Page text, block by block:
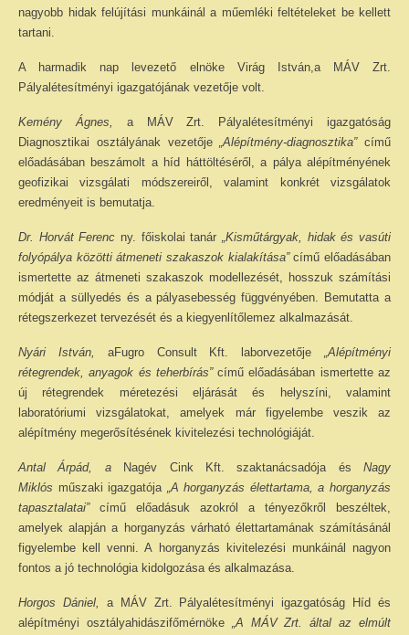
nagyobb hidak felújítási munkáinál a műemléki feltételeket be kellett
tartani.
A harmadik nap levezető elnöke Virág István,a MÁV Zrt.
Pályalétesítményi igazgatójának vezetője volt.
Kemény Ágnes,
a MÁV Zrt. Pályalétesítményi igazgatóság
Diagnosztikai osztályának vezetője„Alépítmény-diagnosztika”című
előadásában beszámolt a híd háttöltéséről, a pálya alépítményének
geofizikai vizsgálati módszereiről, valamint konkrét vizsgálatok
eredményeit is bemutatja.
Dr. Horvát Ferenc ny. főiskolai tanár„Kisműtárgyak, hidak és vasúti
folyópálya közötti átmeneti szakaszok kialakítása”című előadásában
ismertette az átmeneti szakaszok modellezését, hosszuk számítási
módját a süllyedés és a pályasebesség függvényében. Bemutatta a
rétegszerkezet tervezését és a kiegyenlítőlemez alkalmazását.
Nyári István, aFugro Consult Kft. laborvezetője„Alépítményi
rétegrendek, anyagok és teherbírás”című előadásában ismertette az
új rétegrendek méretezési eljárását és helyszíni, valamint
laboratóriumi vizsgálatokat, amelyek már figyelembe veszik az
alépítmény megerősítésének kivitelezési technológiáját.
Antal Árpád, aNagév Cink Kft. szaktanácsadója és Nagy
Miklós műszaki igazgatója „A horganyzás élettartama, a horganyzás
tapasztalatai”című előadásuk azokról a tényezőkről beszéltek,
amelyek alapján a horganyzás várható élettartamának számításánál
figyelembe kell venni. A horganyzás kivitelezési munkáinál nagyon
fontos a jó technológia kidolgozása és alkalmazása.
Horgos Dániel,
a MÁV Zrt. Pályalétesítményi igazgatóság Híd és
alépítményi osztályahidászifőmérnöke „A MÁV Zrt. által az elmúlt